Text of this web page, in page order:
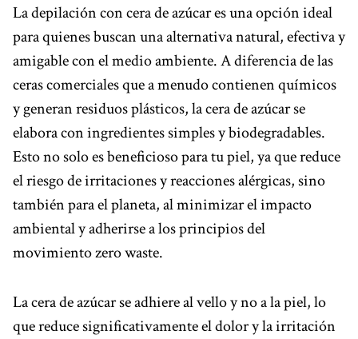
La depilación con cera de azúcar es una opción ideal
para quienes buscan una alternativa natural, efectiva y
amigable con el medio ambiente. A diferencia de las
ceras comerciales que a menudo contienen químicos
y generan residuos plásticos, la cera de azúcar se
elabora con ingredientes simples y biodegradables.
Esto no solo es beneficioso para tu piel, ya que reduce
el riesgo de irritaciones y reacciones alérgicas, sino
también para el planeta, al minimizar el impacto
ambiental y adherirse a los principios del
movimiento zero waste.
La cera de azúcar se adhiere al vello y no a la piel, lo
que reduce significativamente el dolor y la irritación